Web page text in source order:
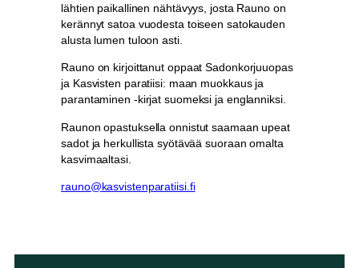
lähtien paikallinen nähtävyys, josta Rauno on
kerännyt satoa vuodesta toiseen satokauden
alusta lumen tuloon asti.
Rauno on kirjoittanut oppaat Sadonkorjuuopas
ja Kasvisten paratiisi: maan muokkaus ja
parantaminen -kirjat suomeksi ja englanniksi.
Raunon opastuksella onnistut saamaan upeat
sadot ja herkullista syötävää suoraan omalta
kasvimaaltasi.
rauno@kasvistenparatiisi.fi